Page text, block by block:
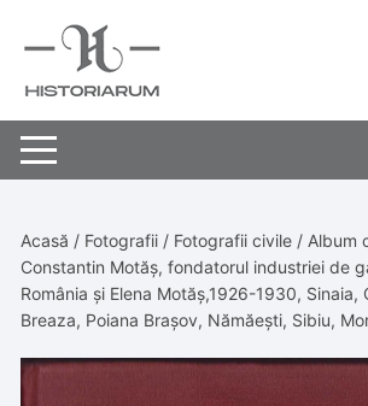
Acasă / Fotografii / Fotografii civile / Album
Constantin Motăș, fondatorul industriei de
România și Elena Motăș,1926-1930, Sinaia,
Breaza, Poiana Brașov, Nămăești, Sibiu,